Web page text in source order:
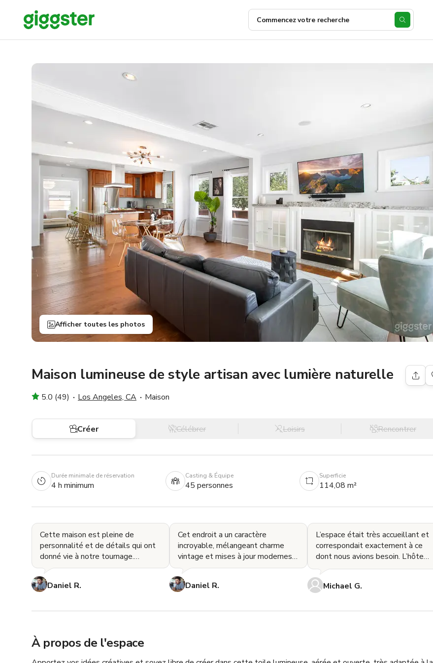
Commencez votre recherche
Afficher toutes les photos
Maison lumineuse de style artisan avec lumière naturelle
5.0 (49) Los Angeles, CA Maison
Créer Célébrer Loisirs Rencontrer
Durée minimale de réservation
4 h minimum
Casting & Équipe
45 personnes
Superficie
114,08 m²
Cette maison est pleine de
personnalité et de détails qui ont
donné vie à notre tournage.
Chaque pièce nous a offert
quelque chose de différent
Daniel R.
Cet endroit a un caractère
incroyable, mélangeant charme
vintage et mises à jour modernes
qui ont fait ressortir chaque scène.
La lumière naturel
Daniel R.
L’espace était très accueillant et
correspondait exactement à ce
dont nous avions besoin. L’hôte
était toujours en contact et très
facile à
Michael G.
À propos de l'espace